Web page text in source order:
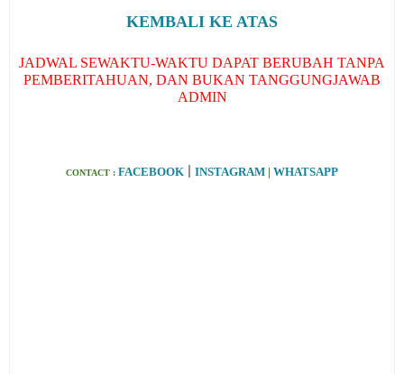
KEMBALI KE ATAS
JADWAL SEWAKTU-WAKTU DAPAT BERUBAH TANPA
PEMBERITAHUAN, DAN BUKAN TANGGUNGJAWAB
ADMIN
CONTACT : FACEBOOK | INSTAGRAM | WHATSAPP